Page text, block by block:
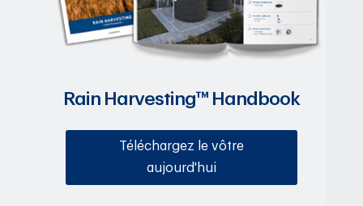
Rain Harvesting™ Handbook
Téléchargez le vôtre
aujourd'hui